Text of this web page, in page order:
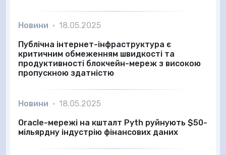
Новини • 18.05.2025
Публічна інтернет-інфраструктура є
критичним обмеженням швидкості та
продуктивності блокчейн-мереж з високою
пропускною здатністю
Новини • 18.05.2025
Oracle-мережі на кшталт Pyth руйнують $50-
мільярдну індустрію фінансових даних